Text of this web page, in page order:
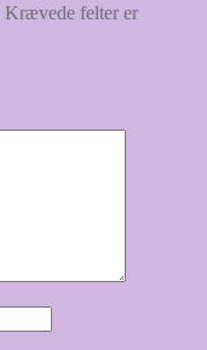
Krævede felter er